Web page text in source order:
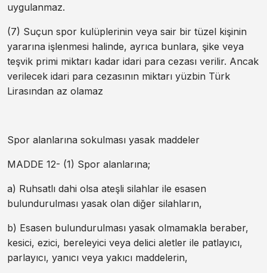
uygulanmaz.
(7) Suçun spor kulüplerinin veya sair bir tüzel kişinin
yararına işlenmesi halinde, ayrıca bunlara, şike veya
teşvik primi miktarı kadar idari para cezası verilir. Ancak
verilecek idari para cezasının miktarı yüzbin Türk
Lirasından az olamaz
Spor alanlarına sokulması yasak maddeler
MADDE 12- (1) Spor alanlarına;
a) Ruhsatlı dahi olsa ateşli silahlar ile esasen
bulundurulması yasak olan diğer silahların,
b) Esasen bulundurulması yasak olmamakla beraber,
kesici, ezici, bereleyici veya delici aletler ile patlayıcı,
parlayıcı, yanıcı veya yakıcı maddelerin,